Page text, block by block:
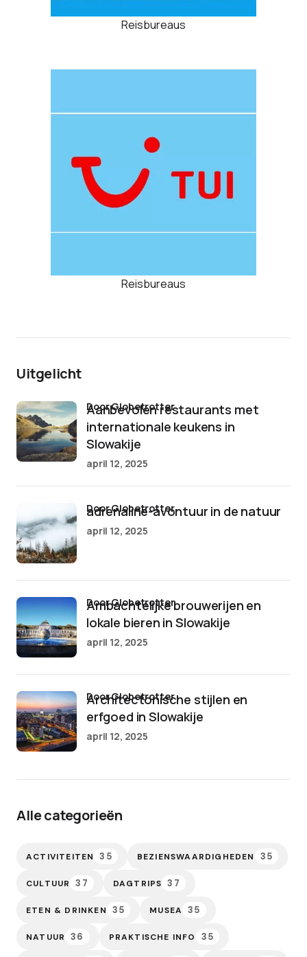
Reisbureaus
Reisbureaus
Uitgelicht
Aanbevolen restaurants met
internationale keukens in
Slowakije
door Globetrotter
april 12, 2025
adrenaline-avontuur in de natuur
door Globetrotter
april 12, 2025
Ambachtelijke brouwerijen en
lokale bieren in Slowakije
door Globetrotter
april 12, 2025
Architectonische stijlen en
erfgoed in Slowakije
door Globetrotter
april 12, 2025
Alle categorieën
ACTIVITEITEN 35 BEZIENSWAARDIGHEDEN 35
CULTUUR 37 DAGTRIPS 37
ETEN & DRINKEN 35 MUSEA 35
NATUUR 36 PRAKTISCHE INFO 35